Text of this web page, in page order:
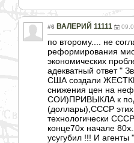
#6 ВАЛЕРИЙ 11111
по второму.... не
реформирования
экономических
адекватный ответ "
США создали
снижения цен на
СОИ)ПРИВЫКЛА к
(доллары),СССР
технологически
конце70х начале
усугубил !!! И